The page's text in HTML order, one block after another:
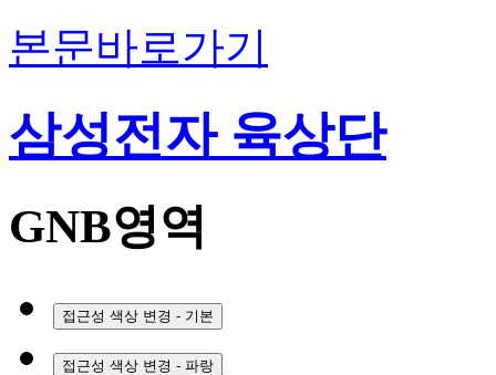
본문바로가기
삼성전자 육상단
GNB영역
접근성 색상 변경 - 기본
접근성 색상 변경 - 파랑